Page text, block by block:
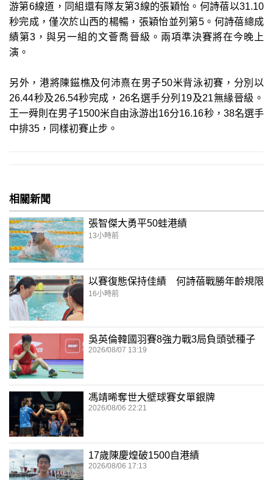
游第6線道，同組還有隊友第3線的張穎怡。何詩蓓以31.10
秒完成，僅次於山西的楊暢，張穎怡並列第5。何詩蓓總成
績第3，與另一組的文薈喬晉級。兩項準決賽將在今晚上
演。
另外，港將陳鎡樵及何沛熹在男子50米背泳初賽，分別以
26.44秒及26.54秒完成，26名選手分列19及21無緣晉級。
王一舜則在男子1500米自由泳游出16分16.16秒，38名選手
中排35，同樣初賽止步。
相關新聞
張智傑大勇平50蛙港績
13小時前
以賽復態保持佳績 何詩蓓戰勝年齡規限
16小時前
吳英倫韓國羽賽8強力戰3局負頭號種子
2026/08/07 13:19
馮靖晞奪世大壁球賽女單銀牌
2026/08/06 22:21
17歲陳慶煌破1500自港績
2026/08/06 17:13